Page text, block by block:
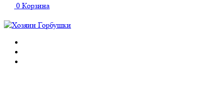
0 Корзина